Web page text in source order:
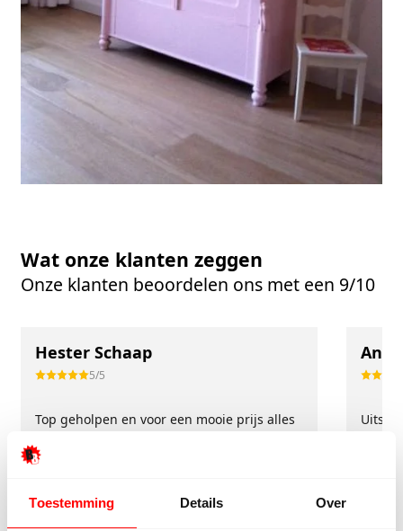
Toestemming Details Over
Wat onze klanten zeggen
Onze klanten beoordelen ons met een 9/10
Hester Schaap
5/5
Top geholpen en voor een mooie prijs alles
meedenkend en tegemoetkomend